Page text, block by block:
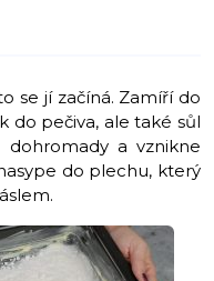
se jí začíná. Zamíří do
do pečiva, ale také sůl
a vznikne
do plechu, který